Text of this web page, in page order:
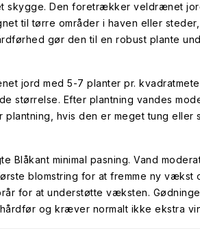
skygge. Den foretrækker veldrænet
til tørre områder i haven eller
gør den til en robust plante
jord med 5-7 planter pr.
størrelse. Efter plantning vandes
hvis den er meget tung eller
Blåkant minimal pasning. Vand
blomstring for at fremme ny vækst
for at understøtte væksten.
og kræver normalt ikke ekstra